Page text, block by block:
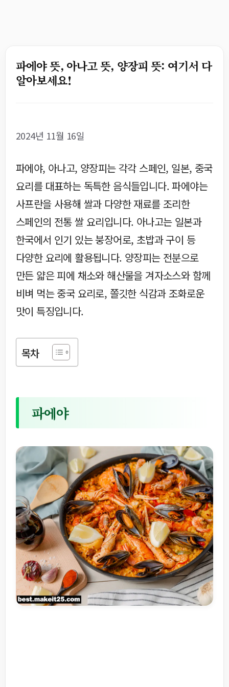
파에야 뜻, 아나고 뜻, 양장피 뜻: 여기서 다
알아보세요!
2024년 11월 16일
파에야, 아나고, 양장피는 각각 스페인, 일본, 중국
요리를 대표하는 독특한 음식들입니다. 파에야는
사프란을 사용해 쌀과 다양한 재료를 조리한
스페인의 전통 쌀 요리입니다. 아나고는 일본과
한국에서 인기 있는 붕장어로, 초밥과 구이 등
다양한 요리에 활용됩니다. 양장피는 전분으로
만든 얇은 피에 채소와 해산물을 겨자소스와 함께
비벼 먹는 중국 요리로, 쫄깃한 식감과 조화로운
맛이 특징입니다.
목차
파에야